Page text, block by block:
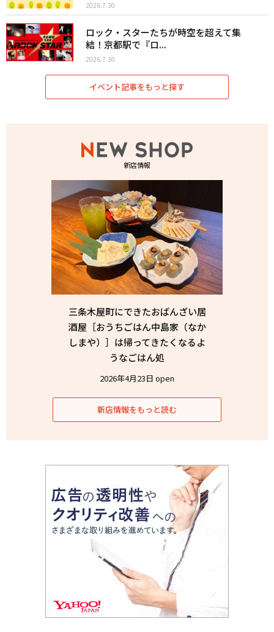
2026.7.30
ロック・スターたちが時空を超えて集
結！京都駅で『ロ...
2026.7.30
イベント記事をもっと探す
新店情報
三条木屋町にできたおばんざい居
酒屋［おうちごはん中島家（なか
しまや）］は帰ってきたくなるよ
うなごはん処
2026年4月23日 open
新店情報をもっと読む